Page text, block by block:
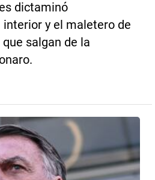
dictaminó
interior y el maletero de
salgan de la